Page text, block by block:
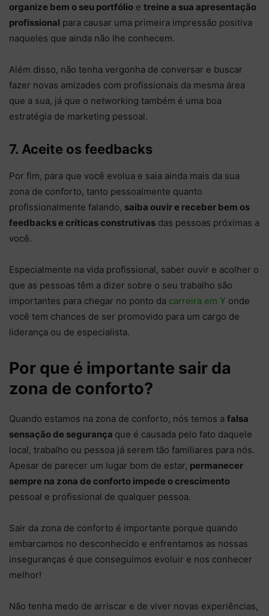
organize bem o seu portfólio e treine a sua apresentação
profissional para causar uma primeira impressão positiva
naqueles que ainda não lhe conhecem.
Além disso, não tenha vergonha de conversar e buscar
fazer novas amizades com profissionais da mesma área
que a sua, já que o networking também é uma boa
estratégia de marketing pessoal.
7. Aceite os feedbacks
Por fim, para que você evolua e saia ainda mais da sua
zona de conforto, tanto pessoalmente quanto
profissionalmente falando, saiba ouvir e receber bem os
feedbacks e críticas construtivas das pessoas próximas a
você.
Especialmente na vida profissional, saber ouvir e acolher o
que as pessoas têm a dizer sobre o seu trabalho são
importantes para chegar no ponto da carreira em Y onde
você tem chances de ser promovido para um cargo de
liderança ou de especialista.
Por que é importante sair da
zona de conforto?
Quando estamos na zona de conforto, nós temos a falsa
sensação de segurança que é causada pelo fato daquele
local, trabalho ou pessoa já serem tão familiares para nós.
Apesar de parecer um lugar bom de estar, permanecer
sempre na zona de conforto impede o crescimento
pessoal e profissional de qualquer pessoa.
Sair da zona de conforto é importante porque quando
embarcamos no desconhecido e enfrentamos as nossas
inseguranças é que conseguimos evoluir e nos conhecer
melhor!
Não tenha medo de arriscar e de viver novas experiências,